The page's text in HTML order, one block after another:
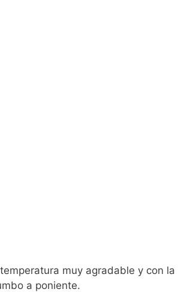
muy agradable y con
a poniente.